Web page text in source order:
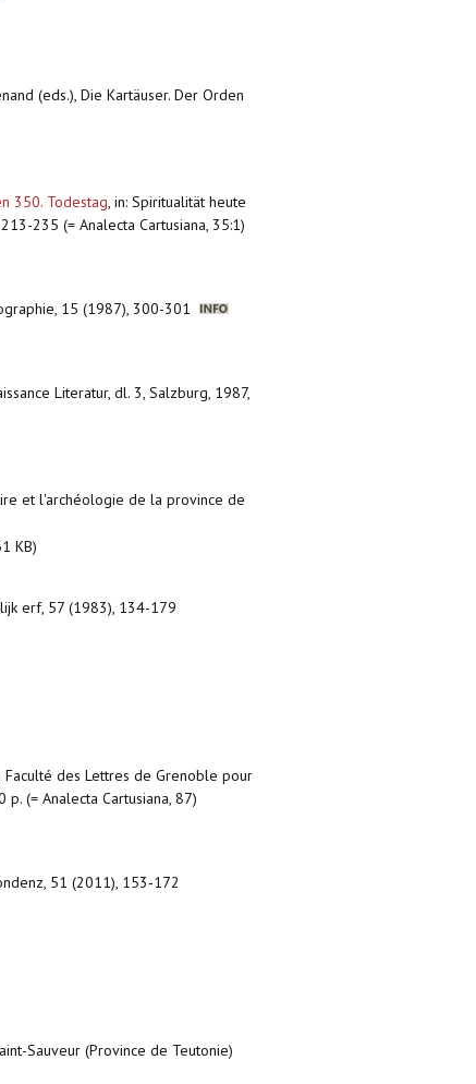
(eds.), Die Kartäuser. Der Orden
350. Todestag, in: Spiritualität heute
235 (= Analecta Cartusiana, 35:1)
15 (1987), 300-301
Literatur, dl. 3, Salzburg, 1987,
et l'archéologie de la province de
KB)
erf, 57 (1983), 134-179
des Lettres de Grenoble pour
(= Analecta Cartusiana, 87)
51 (2011), 153‐172
Sauveur (Province de Teutonie)